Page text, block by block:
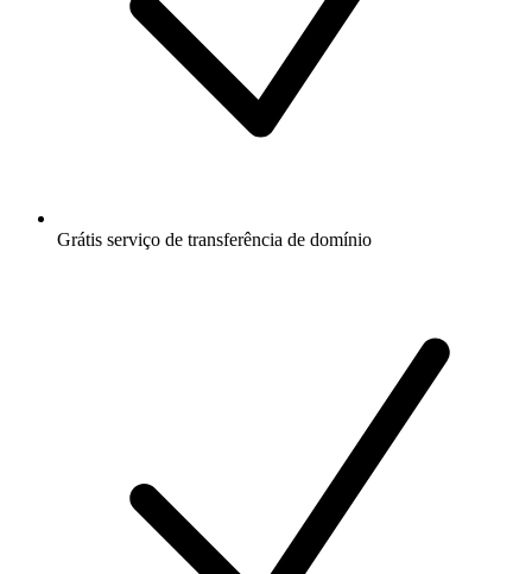
Grátis serviço de transferência de domínio